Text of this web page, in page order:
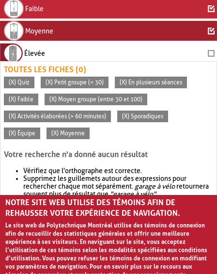
Faible
Moyenne
Élevée
TOUTES LES FICHES (0)
(X) Quiz (X) Petit groupe (< 30) (X) En plusieurs séances
(X) Faible (X) Moyen groupe (entre 30 et 100)
(X) Activités élaborées (> 60 minutes) (X) Sporadiques
(X) Équipe (X) Moyenne
Votre recherche n'a donné aucun résultat
Vérifiez que l'orthographe est correcte.
Supprimez les guillemets autour des expressions pour
rechercher chaque mot séparément. garage à véloretournera
souvent plus de résultat que"garage à vélo".
Envisagez d'élargir votre recherche avec OR.garage OR vélo
retournera souvent plus de résultat quegarage à vélo
NOTRE SITE WEB UTILISE DES TÉMOINS AFIN DE
REHAUSSER VOTRE EXPÉRIENCE DE NAVIGATION.
Le site web de Polytechnique Montréal utilise des témoins de connexion
afin de recueillir des statistiques générales et offrir une meilleure
expérience à ses visiteurs. En naviguant sur le site, vous acceptez
l’utilisation de ces témoins selon les modalités spécifiées aux conditions
d’utilisation. Vous pouvez refuser les témoins de connexion en modifiant
vos paramètres de navigation. Pour en savoir plus sur le recours aux